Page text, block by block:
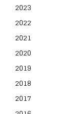
2023
2022
2021
2020
2019
2018
2017